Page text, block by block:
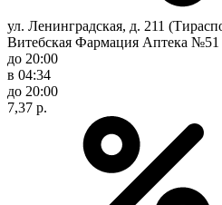
ул. Ленинградская, д. 211
Витебская Фармация Аптека №51
до 20:00
в 04:34
до 20:00
7,37 р.